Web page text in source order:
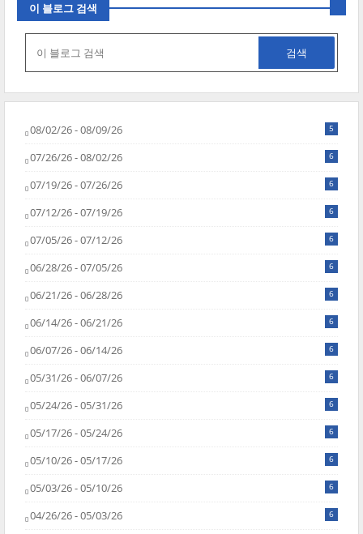
이 블로그 검색
08/02/26 - 08/09/26 5
07/26/26 - 08/02/26 6
07/19/26 - 07/26/26 6
07/12/26 - 07/19/26 6
07/05/26 - 07/12/26 6
06/28/26 - 07/05/26 6
06/21/26 - 06/28/26 6
06/14/26 - 06/21/26 6
06/07/26 - 06/14/26 6
05/31/26 - 06/07/26 6
05/24/26 - 05/31/26 6
05/17/26 - 05/24/26 6
05/10/26 - 05/17/26 6
05/03/26 - 05/10/26 6
04/26/26 - 05/03/26 6